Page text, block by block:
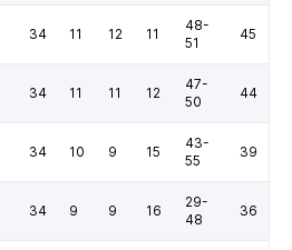
34 11 12 11
48-
51
45
34 11 11 12
47-
50
44
34 10 9 15
43-
55
39
34 9 9 16
29-
48
36